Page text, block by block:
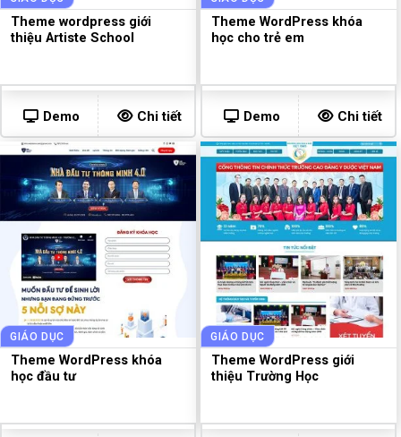
Theme wordpress giới
thiệu Artiste School
Demo Chi tiết
Theme WordPress khóa
học cho trẻ em
Demo Chi tiết
GIÁO DỤC
Theme WordPress khóa
học đầu tư
GIÁO DỤC
Theme WordPress giới
thiệu Trường Học